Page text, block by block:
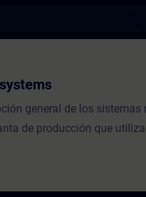
Entrenamiento
general de los sistemas
de producción que